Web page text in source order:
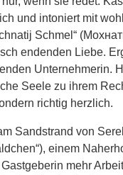
und intoniert mit
Schmel“
endenden Liebe.
Unternehmerin.
Seele zu ihrem
richtig herzlich.
Sandstrand von
einem
mehr